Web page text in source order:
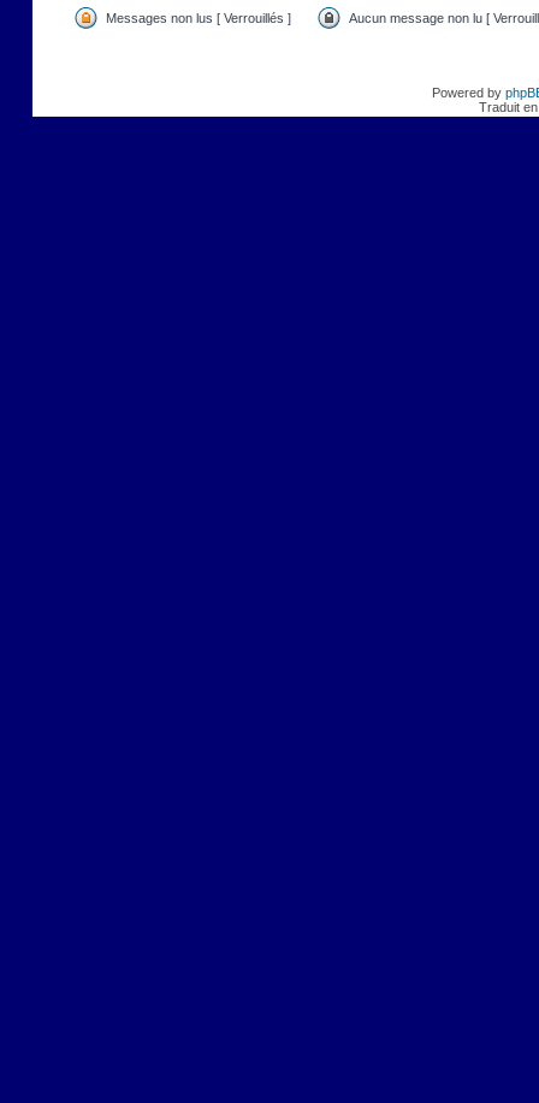
Messages non lus [ Verrouillés ] Aucun message non lu [
Powered by
Traduit